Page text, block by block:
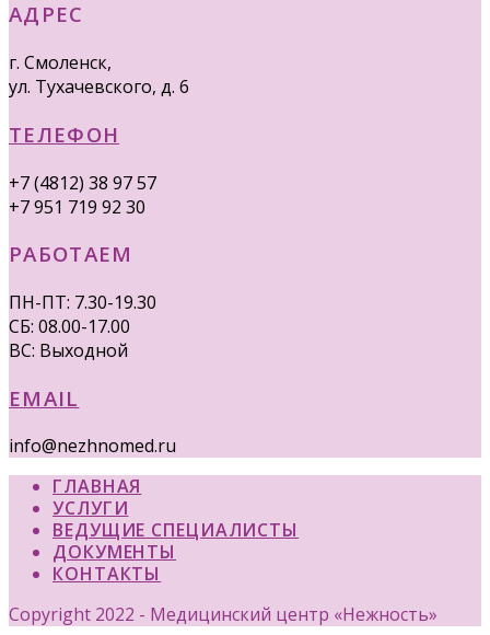
АДРЕС
г. Смоленск,
ул. Тухачевского, д. 6
ТЕЛЕФОН
+7 (4812) 38 97 57
+7 951 719 92 30
РАБОТАЕМ
ПН-ПТ: 7.30-19.30
СБ: 08.00-17.00
ВС: Выходной
EMAIL
info@nezhnomed.ru
ГЛАВНАЯ
УСЛУГИ
ВЕДУЩИЕ СПЕЦИАЛИСТЫ
ДОКУМЕНТЫ
КОНТАКТЫ
Copyright 2022 - Медицинский центр «Нежность»